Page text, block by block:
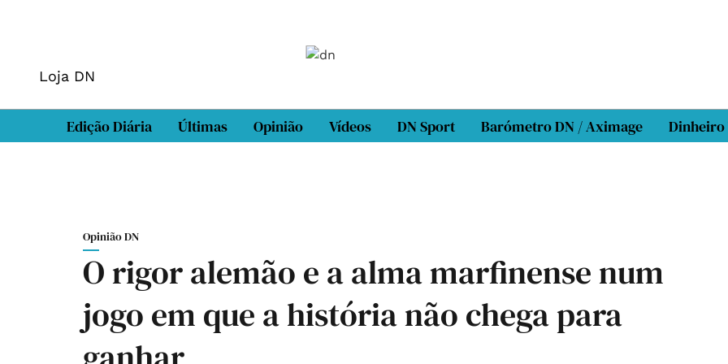
Loja DN
Edição Diária Últimas Opinião Vídeos DN Sport Barómetro DN / Aximage Dinheiro
Opinião DN
O rigor alemão e a alma marfinense num
jogo em que a história não chega para